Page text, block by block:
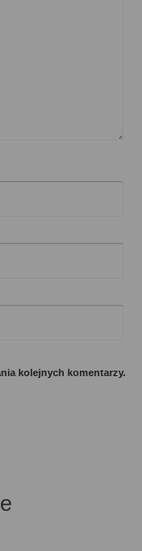
kolejnych komentarzy.